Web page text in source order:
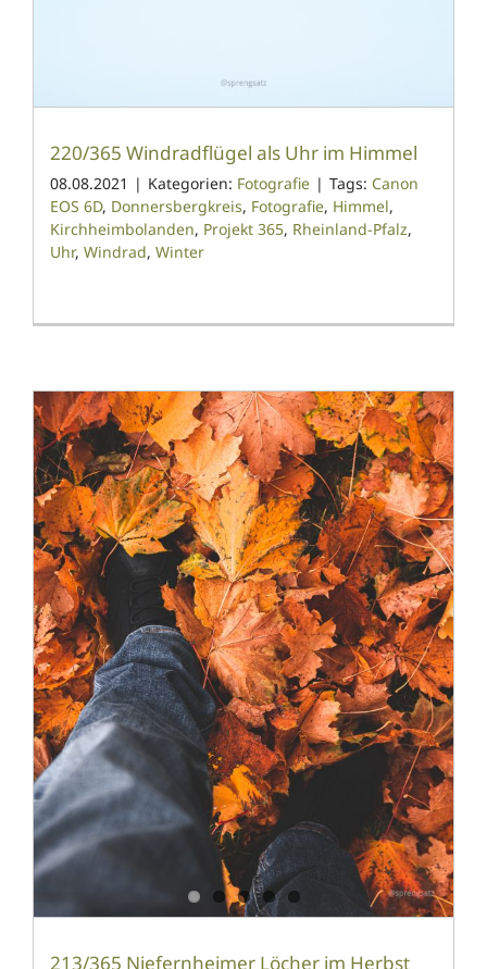
220/365 Windradflügel als Uhr im Himmel
08.08.2021 | Kategorien: Fotografie | Tags: Canon
EOS 6D, Donnersbergkreis, Fotografie, Himmel,
Kirchheimbolanden, Projekt 365, Rheinland-Pfalz,
Uhr, Windrad, Winter
213/365 Niefernheimer Löcher im Herbst